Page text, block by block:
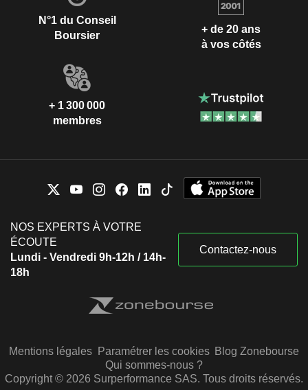
N°1 du Conseil
Boursier
+ de 20 ans
à vos côtés
+ 1 300 000
membres
NOS EXPERTS À VOTRE
ÉCOUTE
Lundi - Vendredi 9h-12h / 14h-
18h
Contactez-nous
Mentions légales Paramétrer les cookies Blog Zonebourse
Qui sommes-nous ?
Copyright © 2026 Surperformance SAS. Tous droits réservés.